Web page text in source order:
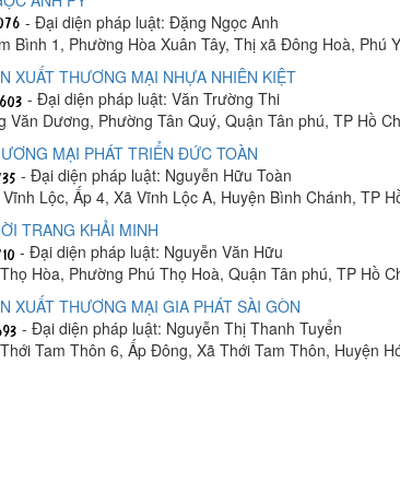
- Đại diện pháp luật: Đặng Ngọc Anh
Bình 1, Phường Hòa Xuân Tây, Thị xã Đông Hoà, Phú
XUẤT THƯƠNG MẠI NHỰA NHIÊN KIỆT
- Đại diện pháp luật: Văn Trường Thi
Văn Dương, Phường Tân Quý, Quận Tân phú, TP Hồ
MẠI PHÁT TRIỂN ĐỨC TOÀN
- Đại diện pháp luật: Nguyễn Hữu Toàn
Lộc, Ấp 4, Xã Vĩnh Lộc A, Huyện Bình Chánh, TP
TRANG KHẢI MINH
- Đại diện pháp luật: Nguyễn Văn Hữu
Hòa, Phường Phú Thọ Hoà, Quận Tân phú, TP Hồ
XUẤT THƯƠNG MẠI GIA PHÁT SÀI GÒN
- Đại diện pháp luật: Nguyễn Thị Thanh Tuyển
Tam Thôn 6, Ấp Đông, Xã Thới Tam Thôn, Huyện